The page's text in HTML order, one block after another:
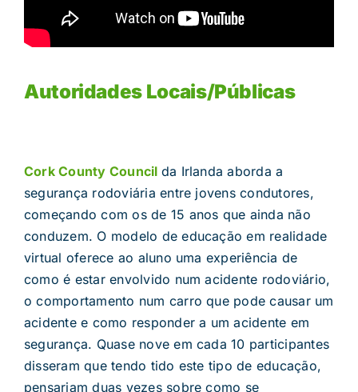
Autoridades Locais/Públicas
Cork County Council da Irlanda aborda a
segurança rodoviária entre jovens condutores,
começando com os de 15 anos que ainda não
conduzem. O modelo de educação em realidade
virtual oferece ao aluno uma experiência de
como é estar envolvido num acidente rodoviário,
o comportamento num carro que pode causar um
acidente e como responder a um acidente em
segurança. Quase nove em cada 10 participantes
disseram que tendo tido este tipo de educação,
pensariam duas vezes sobre como se